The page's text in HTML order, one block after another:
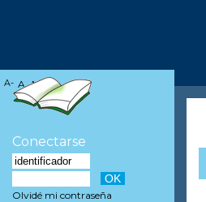
A- A A+
Conectarse
Olvidé mi contraseña